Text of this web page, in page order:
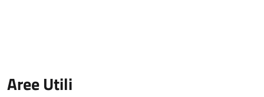
Aree Utili